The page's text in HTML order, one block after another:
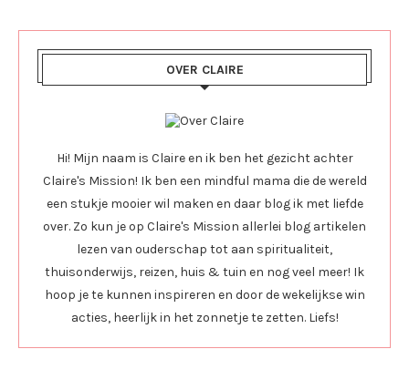
OVER CLAIRE
Hi! Mijn naam is Claire en ik ben het gezicht achter
Claire's Mission! Ik ben een mindful mama die de wereld
een stukje mooier wil maken en daar blog ik met liefde
over. Zo kun je op Claire's Mission allerlei blog artikelen
lezen van ouderschap tot aan spiritualiteit,
thuisonderwijs, reizen, huis & tuin en nog veel meer! Ik
hoop je te kunnen inspireren en door de wekelijkse win
acties, heerlijk in het zonnetje te zetten. Liefs!